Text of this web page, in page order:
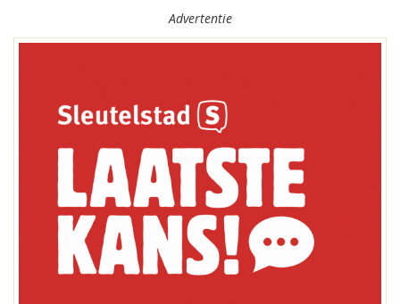
Advertentie